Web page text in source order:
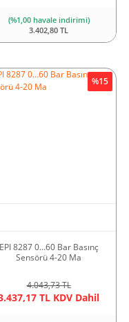
(%1,00 havale indirimi)
3.402,80 TL
EPI 8287 0…60 Bar Basınç
Sensörü 4-20 Ma
4.043,73 TL
TL KDV Dahil
%15